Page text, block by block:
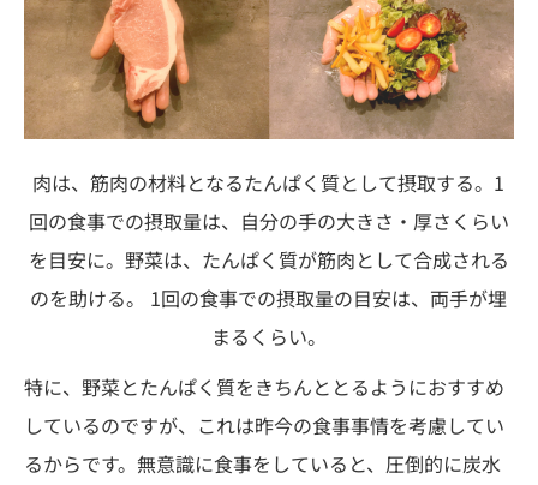
肉は、筋肉の材料となるたんぱく質として摂取する。1
回の食事での摂取量は、自分の手の大きさ・厚さくらい
を目安に。野菜は、たんぱく質が筋肉として合成される
のを助ける。 1回の食事での摂取量の目安は、両手が埋
まるくらい。
特に、野菜とたんぱく質をきちんととるようにおすすめ
しているのですが、これは昨今の食事事情を考慮してい
るからです。無意識に食事をしていると、圧倒的に炭水